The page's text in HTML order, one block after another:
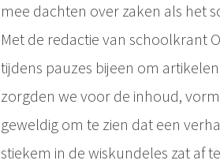
mee dachten over zaken als het
Met de redactie van schoolkrant
tijdens pauzes bijeen om
zorgden we voor de inhoud,
geweldig om te zien dat een
stiekem in de wiskundeles zat af